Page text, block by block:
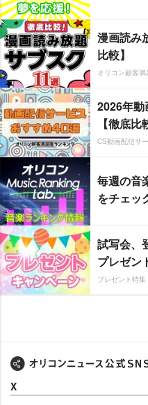
漫画読み
比較】
オリコン顧客
2026年
【徹底比
CS動画配信サ
毎週の音
をチェッ
試写会、
プレゼン
プレゼント特集
X